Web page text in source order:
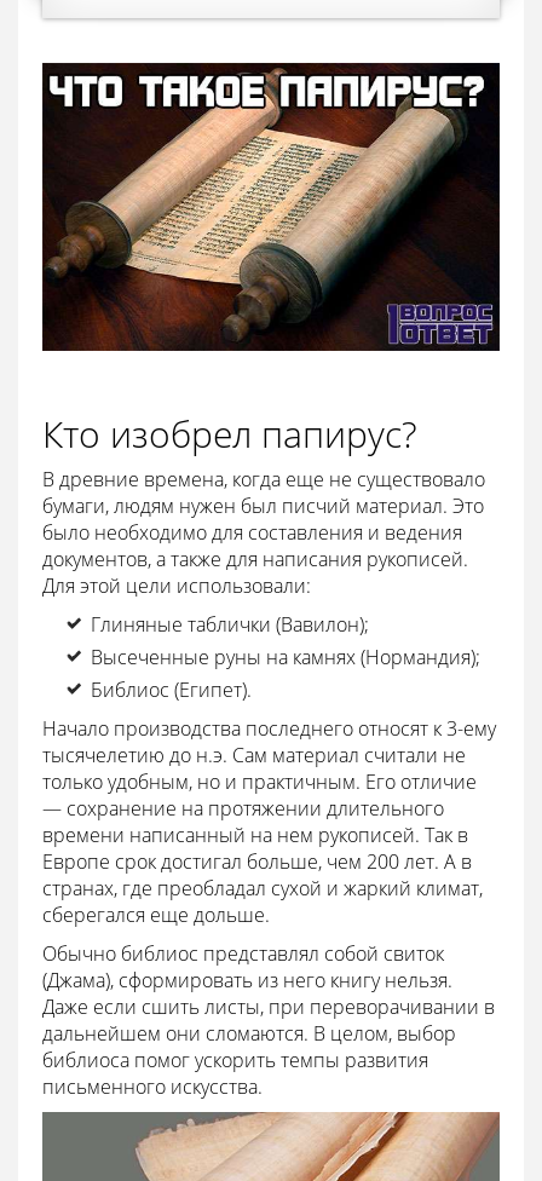
Кто изобрел папирус?
В древние времена, когда еще не существовало
бумаги, людям нужен был писчий материал. Это
было необходимо для составления и ведения
документов, а также для написания рукописей.
Для этой цели использовали:
Глиняные таблички (Вавилон);
Высеченные руны на камнях (Нормандия);
Библиос (Египет).
Начало производства последнего относят к 3-ему
тысячелетию до н.э. Сам материал считали не
только удобным, но и практичным. Его отличие
— сохранение на протяжении длительного
времени написанный на нем рукописей. Так в
Европе срок достигал больше, чем 200 лет. А в
странах, где преобладал сухой и жаркий климат,
сберегался еще дольше.
Обычно библиос представлял собой свиток
(Джама), сформировать из него книгу нельзя.
Даже если сшить листы, при переворачивании в
дальнейшем они сломаются. В целом, выбор
библиоса помог ускорить темпы развития
письменного искусства.